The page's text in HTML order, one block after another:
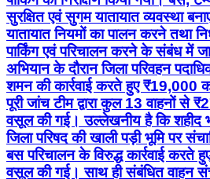
सुरक्षित एवं सुगम यातायात व्यवस्था
यातायात नियमों का पालन करने तथा
पार्किंग एवं परिचालन करने के संबंध में
अभियान के दौरान जिला परिवहन
शमन की कार्रवाई करते हुए ₹19,000
पूरी जांच टीम द्वारा कुल 13 वाहनों से
वसूल की गई। उल्लेखनीय है कि शहीद
जिला परिषद की खाली पड़ी भूमि पर
बस परिचालन के विरुद्ध कार्रवाई करते
वसूल की गई। साथ ही संबंधित वाहन